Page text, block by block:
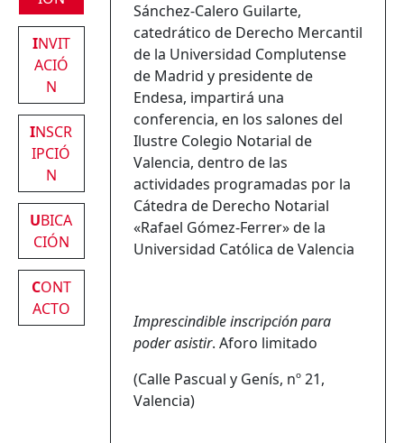
INVIT
ACIÓ
N
INSCR
IPCIÓ
N
UBICA
CIÓN
CONT
ACTO
Sánchez-Calero Guilarte,
catedrático de Derecho Mercantil
de la Universidad Complutense
de Madrid y presidente de
Endesa, impartirá una
conferencia, en los salones del
Ilustre Colegio Notarial de
Valencia, dentro de las
actividades programadas por la
Cátedra de Derecho Notarial
«Rafael Gómez-Ferrer» de la
Universidad Católica de Valencia
Imprescindible inscripción para
poder asistir. Aforo limitado
(Calle Pascual y Genís, nº 21,
Valencia)